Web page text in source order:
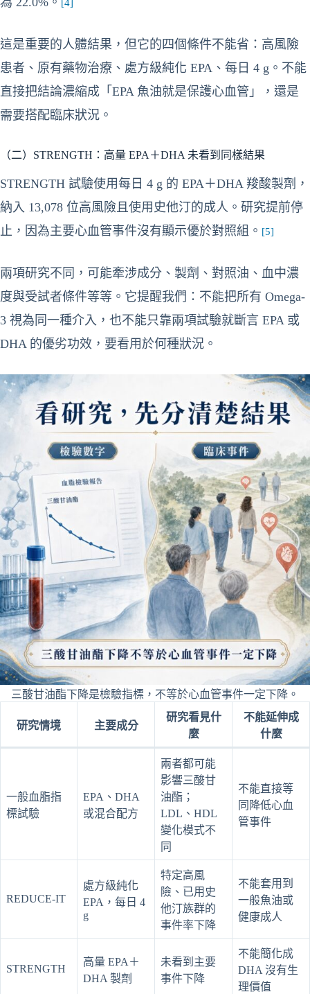
這是重要的人體結果，但它的四個條件不能省：高風險
患者、原有藥物治療、處方級純化 EPA、每日 4 g。不能
直接把結論濃縮成「EPA 魚油就是保護心血管」，還是
需要搭配臨床狀況。
（二）STRENGTH：高量 EPA＋DHA 未看到同樣結果
STRENGTH 試驗使用每日 4 g 的 EPA＋DHA 羧酸製劑，
納入 13,078 位高風險且使用史他汀的成人。研究提前停
止，因為主要心血管事件沒有顯示優於對照組。 [5]
兩項研究不同，可能牽涉成分、製劑、對照油、血中濃
度與受試者條件等等。它提醒我們：不能把所有 Omega-
3 視為同一種介入，也不能只靠兩項試驗就斷言 EPA 或
DHA 的優劣功效，要看用於何種狀況。
三酸甘油酯下降是檢驗指標，不等於心血管事件一定下降。
研究情境 主要成分
研究看見什
麼
不能延伸成
什麼
一般血脂指
標試驗
EPA、DHA
或混合配方
兩者都可能
影響三酸甘
油酯；
LDL、HDL
變化模式不
同
不能直接等
同降低心血
管事件
REDUCE-IT
處方級純化
EPA，每日 4
g
特定高風
險、已用史
他汀族群的
事件率下降
不能套用到
一般魚油或
健康成人
STRENGTH
高量 EPA＋
DHA 製劑
未看到主要
事件下降
不能簡化成
DHA 沒有生
理價值